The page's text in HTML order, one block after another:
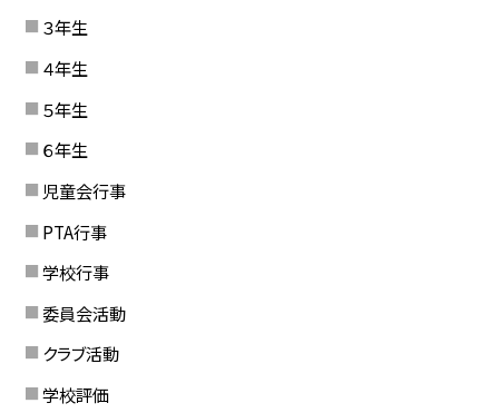
３年生
４年生
５年生
６年生
児童会行事
PTA行事
学校行事
委員会活動
クラブ活動
学校評価